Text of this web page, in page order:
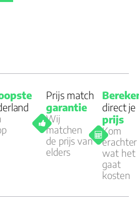
Prijs match
garantie
Wij
matchen
de prijs van
elders
direct je
prijs
Kom
erachter
wat het
gaat
kosten